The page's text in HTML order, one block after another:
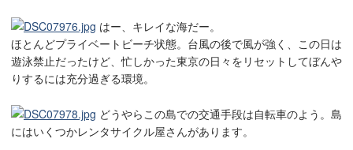
はー、キレイな海だー。
ほとんどプライベートビーチ状態。台風の後で風が強く、この日は
遊泳禁止だったけど、忙しかった東京の日々をリセットしてぼんや
りするには充分過ぎる環境。
どうやらこの島での交通手段は自転車のよう。島
にはいくつかレンタサイクル屋さんがあります。